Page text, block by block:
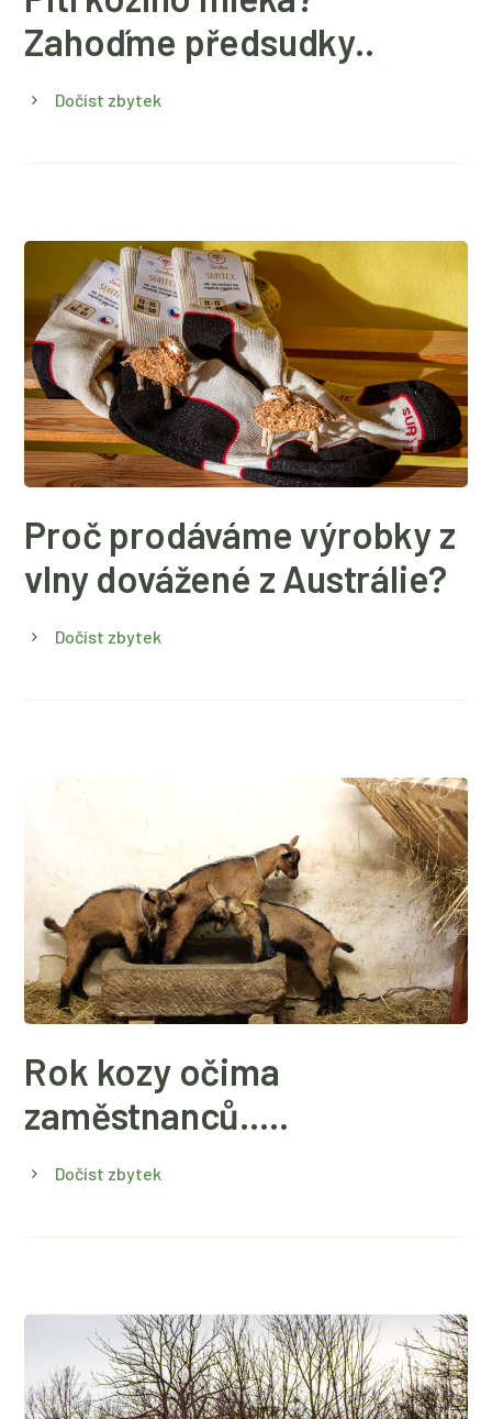
Zahoďme předsudky..
Dočíst zbytek
Proč prodáváme výrobky z
vlny dovážené z Austrálie?
Dočíst zbytek
Rok kozy očima
zaměstnanců…..
Dočíst zbytek